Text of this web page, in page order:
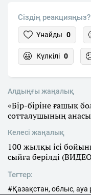
Сіздің реакцияңыз?
Ұнайды 0
Күлкілі 0
Алдыңғы жаңалық
«Бір-біріне ғашық
сотталушының
Келесі жаңалық
100 жылқы ісі
сыйға берілді
Тегтер:
#Қазақстан, облыс,